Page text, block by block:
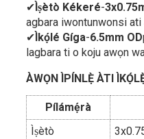
✔Ìṣètò Kékeré-
agbara iwontunwonsi
✔Ìkọ́lé Gíga-6.5mm OD
lagbara ti o koju awọn
ÀWỌN ÌPÍNLẸ̀ ÀTI
Pílámẹ́rà
Ìṣètò